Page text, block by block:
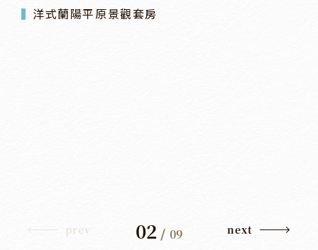
洋式蘭陽平原景觀套房
prev 02 /09 next